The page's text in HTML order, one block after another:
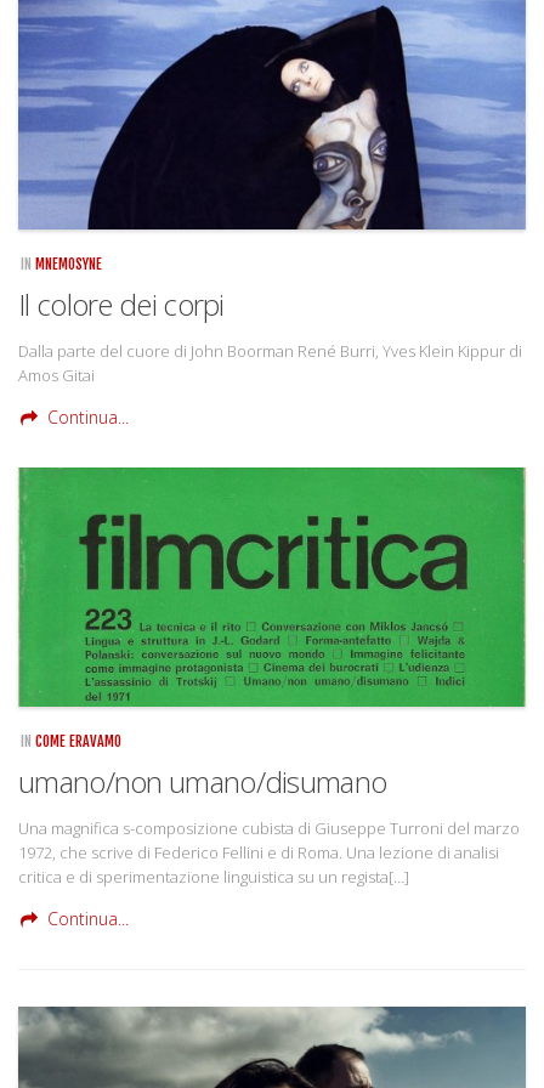
Come eravamo
Mnemosyne
IN MNEMOSYNE
Il colore dei corpi
Dalla parte del cuore di John Boorman René Burri, Yves Klein Kippur di
Amos Gitai
Continua...
IN COME ERAVAMO
umano/non umano/disumano
Una magnifica s-composizione cubista di Giuseppe Turroni del marzo
1972, che scrive di Federico Fellini e di Roma. Una lezione di analisi
critica e di sperimentazione linguistica su un regista[…]
Continua...